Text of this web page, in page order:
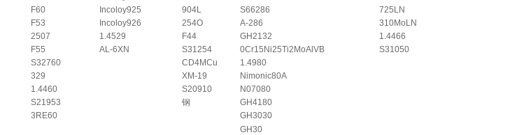
F60 Incoloy925 904L S66286
725LN
F53 Incoloy926 254O A-286
310MoLN
2507 1.4529 F44 GH2132
1.4466
F55
AL-6XN S31254 0Cr15Ni25Ti2MoAlVB
S31050
S32760
CD4MCu
1.4980
329
XM-19
Nimonic80A
1.4460
S20910
N07080
S21953
钢
GH4180
3RE60
GH3030
GH30